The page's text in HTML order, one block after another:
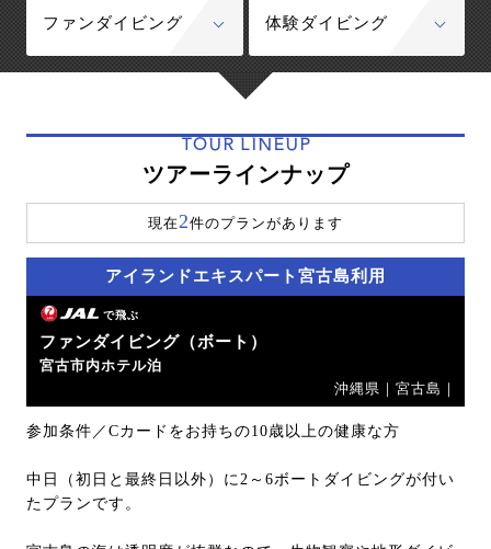
ファンダイビング 体験ダイビング
TOUR LINEUP
ツアーラインナップ
現在2件のプランがあります
アイランドエキスパート宮古島利用
で飛ぶ
ファンダイビング（ボート）
宮古市内ホテル泊
沖縄県｜宮古島｜
参加条件／Cカードをお持ちの10歳以上の健康な方
中日（初日と最終日以外）に2～6ボートダイビングが付い
たプランです。